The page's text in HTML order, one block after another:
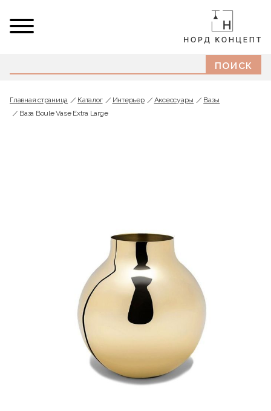
Главная страница Каталог Интерьер Аксессуары
Вазы
Ваза Boule Vase Extra Large